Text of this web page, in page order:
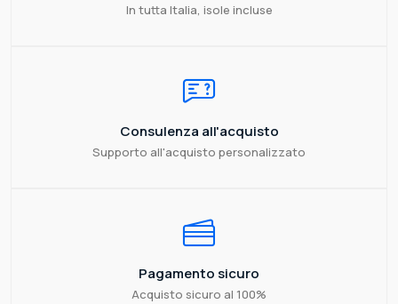
In tutta Italia, isole incluse
Consulenza all'acquisto
Supporto all'acquisto personalizzato
Pagamento sicuro
Acquisto sicuro al 100%